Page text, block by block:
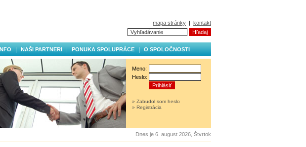
mapa stránky | kontakt
NAŠI PARTNERI PONUKA SPOLUPRÁCE O SPOLOČNOSTI
Meno:
Heslo:
» Zabudol som heslo
» Registrácia
Dnes je 6. august 2026, Štvrtok